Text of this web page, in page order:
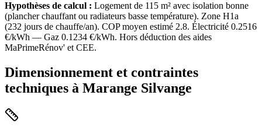
Hypothèses de calcul : Logement de 115 m² avec isolation bonne
(plancher chauffant ou radiateurs basse température). Zone H1a
(232 jours de chauffe/an). COP moyen estimé 2.8. Électricité 0.2516
€/kWh — Gaz 0.1234 €/kWh. Hors déduction des aides
MaPrimeRénov' et CEE.
Dimensionnement et contraintes
techniques à Marange Silvange